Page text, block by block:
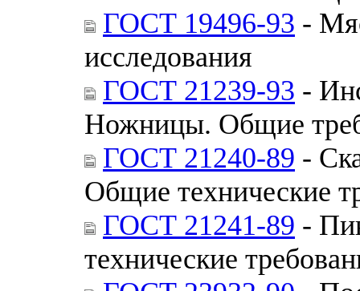
ГОСТ 19496-93 -
исследования
ГОСТ 21239-93 -
Ножницы. Общие
ГОСТ 21240-89 -
Общие технические
ГОСТ 21241-89 -
технические